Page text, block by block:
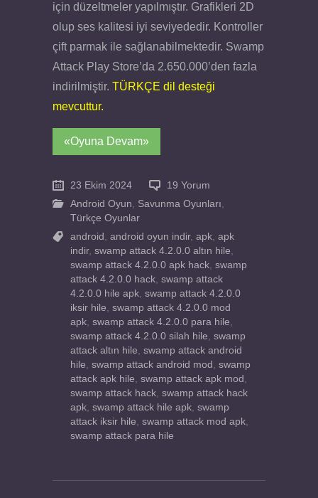
için düzeltmeler yapılmıştır. Grafikleri 2D
olup ses kalitesi iyi seviyededir. Kontroller
çift parmak ile sağlanabilmektedir. Swamp
Attack Play Store’da 2.650.000’den fazla
indirilmiştir. TÜRKÇE dil desteği
mevcuttur.
«Oyuna Devam»
23 Ekim 2024
19 Yorum
Android Oyun
Savunma Oyunları
Türkçe Oyunlar
android
android oyun indir, apk apk
indir, swamp attack 4.2.0.0 altın hile
swamp attack 4.2.0.0 apk hack swamp
attack 4.2.0.0 hack swamp attack
4.2.0.0 hile apk swamp attack 4.2.0.0
iksir hile swamp attack 4.2.0.0 mod
apk swamp attack 4.2.0.0 para hile
swamp attack 4.2.0.0 silah hile swamp
attack altın hile swamp attack android
hile swamp attack android mod
swamp
attack apk hile swamp attack apk mod
swamp attack hack swamp attack hack
apk swamp attack hile apk swamp
attack iksir hile swamp attack mod apk
swamp attack para hile